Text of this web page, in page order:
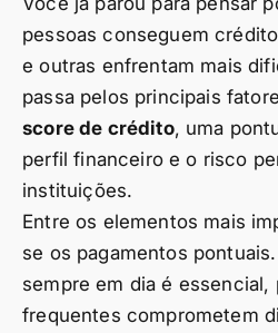
pessoas conseguem
e outras enfrentam mais
passa pelos principais
score de crédito, uma
perfil financeiro e o risco
instituições.
Entre os elementos mais
se os pagamentos
sempre em dia é essencial,
frequentes comprometem